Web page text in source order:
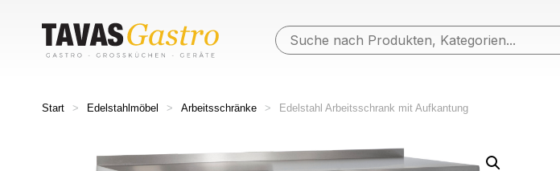
Start > Edelstahlmöbel > Arbeitsschränke > Edelstahl Arbeitsschrank mit Aufkantung